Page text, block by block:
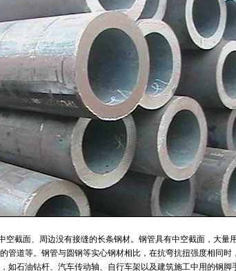
空截面、周边没有接缝的长条钢材。钢管具有中空截面，大量
管道等。钢管与圆钢等实心钢材相比，在抗弯抗扭强度相同
如石油钻杆、汽车传动轴、自行车架以及建筑施工中用的钢脚